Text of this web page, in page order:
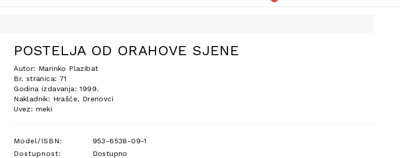
POSTELJA OD ORAHOVE SJENE
Autor: Marinko Plazibat
Br. stranica: 71
Godina izdavanja: 1999.
Nakladnik: Hrašće, Drenovci
Uvez: meki
Model/ISBN:
953-6538-09-1
Dostupnost:
Dostupno